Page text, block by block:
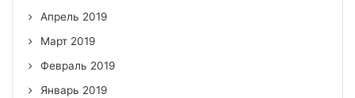
Апрель 2019
Март 2019
Февраль 2019
Январь 2019